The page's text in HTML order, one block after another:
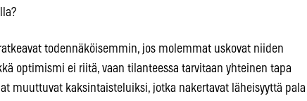
todennäköisemmin, jos molemmat uskovat niiden
optimismi ei riitä, vaan tilanteessa tarvitaan yhteinen tapa
muuttuvat kaksintaisteluiksi, jotka nakertavat läheisyyttä pala